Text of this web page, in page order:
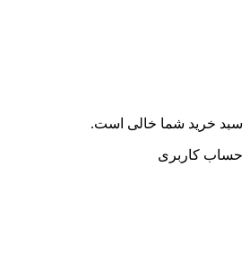
سبد خرید شما خالی است.
حساب کاربری